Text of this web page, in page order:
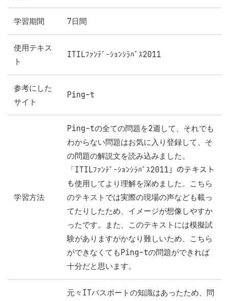
学習期間 7日間
使用テキス
ト
ITILﾌｧﾝﾃﾞｰｼｮﾝｼﾗﾊﾞｽ2011
参考にした
サイト
Ping-t
学習方法
Ping-tの全ての問題を2週して、それでも
わからない問題はお気に入り登録して、そ
の問題の解説文を読み込みました。
「ITILﾌｧﾝﾃﾞｰｼｮﾝｼﾗﾊﾞｽ2011」のテキスト
も使用してより理解を深めました。こちら
のテキストでは実際の現場の声なども載っ
てたりしたため、イメージが想像しやすか
ったです。また、このテキストには模擬試
験がありますがかなり難しいため、こちら
ができなくてもPing-tの問題ができれば
十分だと思います。
元々ITパスポートの知識はあったため、問